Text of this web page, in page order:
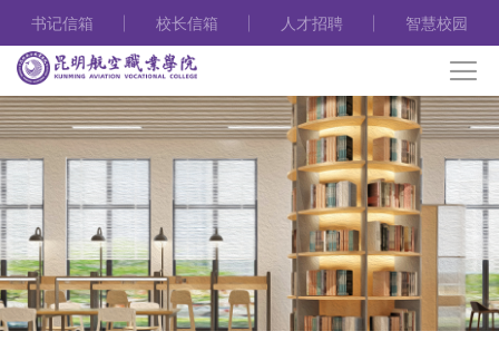
书记信箱 校长信箱 人才招聘 智慧校园